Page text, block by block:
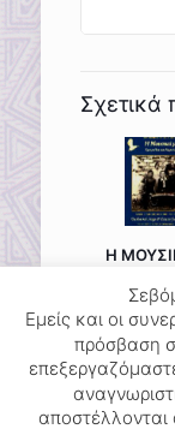
Σχετικά
Η
Εμείς και οι
πρόσβαση
αποστέλλονται